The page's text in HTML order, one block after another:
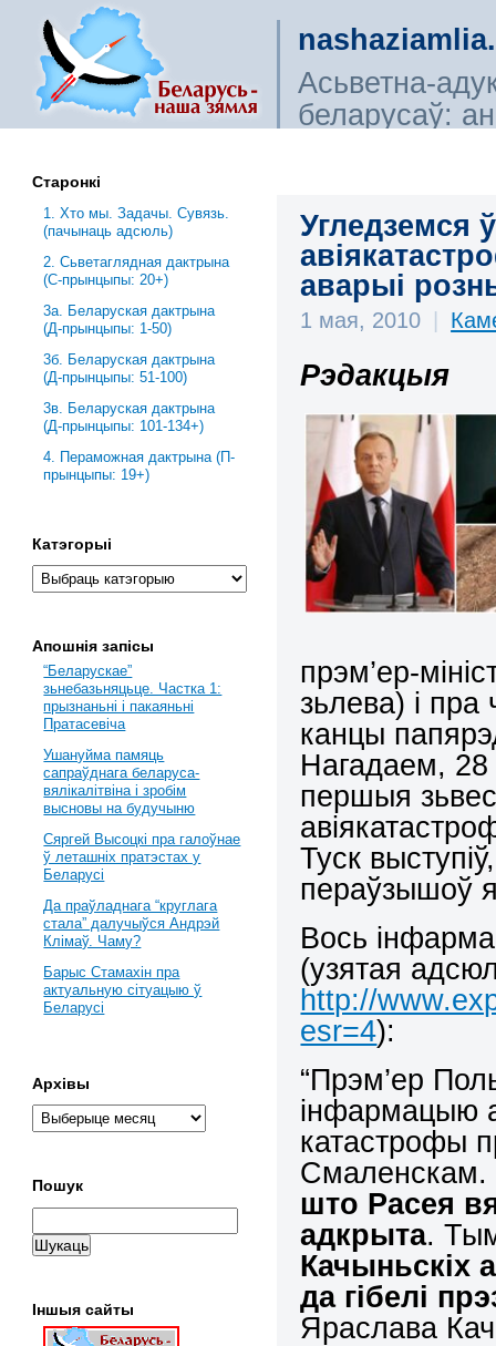
Асьветна-
беларусаў:
Угледземся
аварыі
1 мая, 2010 |
Рэдакцыя
прэм’ер-
зьлева) і пра
канцы
Нагадаем, 28
першыя
Туск
пераўзышоў
Вось
(узятая
http://
esr=4):
“Прэм’ер
інфармацыю
катастрофы
Смаленскам.
што Расея
адкрыта.
Качыньскіх
да гібелі
Яраслава
Старонкі
1. Хто мы. Задачы. Сувязь.
(пачынаць адсюль)
2. Сьветаглядная дактрына
(С-прынцыпы: 20+)
3a. Беларуская дактрына
(Д-прынцыпы: 1-50)
3б. Беларуская дактрына
(Д-прынцыпы: 51-100)
3в. Беларуская дактрына
(Д-прынцыпы: 101-134+)
4. Пераможная дактрына (П-
прынцыпы: 19+)
Катэгорыі
Апошнія запісы
“Беларускае”
зьнебазьняцьце. Частка 1:
прызнаньні і пакаяньні
Пратасевіча
Ушануйма памяць
сапраўднага беларуса-
вялікалітвіна і зробім
высновы на будучыню
Сяргей Высоцкі пра галоўнае
ў леташніх пратэстах у
Беларусі
Да праўладнага “круглага
стала” далучыўся Андрэй
Клімаў. Чаму?
Барыс Стамахін пра
актуальную сітуацыю ў
Беларусі
Архівы
Пошук
Іншыя сайты